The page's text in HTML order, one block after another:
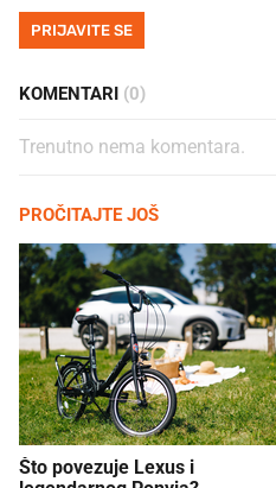
PRIJAVITE SE
KOMENTARI (0)
Trenutno nema komentara.
PROČITAJTE JOŠ
Što povezuje Lexus i